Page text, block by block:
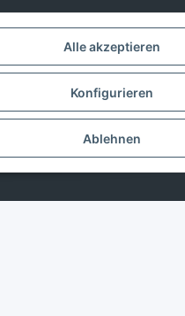
Alle akzeptieren
Konfigurieren
Ablehnen